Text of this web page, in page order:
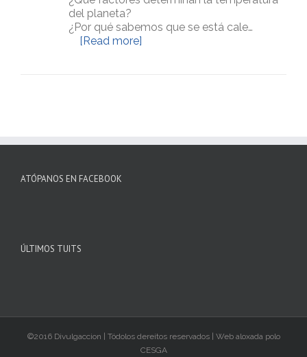
del planeta?
¿Por qué sabemos que se está cale…
[Read more]
ATÓPANOS EN FACEBOOK
ÚLTIMOS TUITS
©2016 Divulgaccion | Tódolos dereitos reservados | Web aloxada polo
CESGA